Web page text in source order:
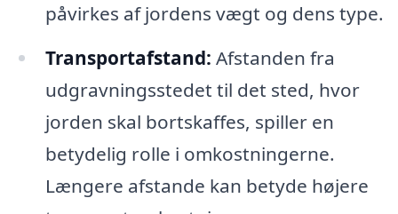
påvirkes af jordens vægt og dens type.
Transportafstand: Afstanden fra
udgravningsstedet til det sted, hvor
jorden skal bortskaffes, spiller en
betydelig rolle i omkostningerne.
Længere afstande kan betyde højere